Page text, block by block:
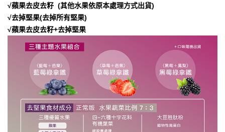
√蘋果去皮去籽 (其他水果依原本處理方式出貨)
√去掉堅果(去掉所有堅果)
√蘋果去皮去籽+去掉堅果